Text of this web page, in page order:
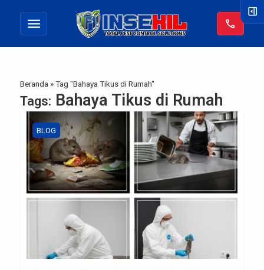
menu call
Beranda »Tag "Bahaya Tikus di Rumah"
Tags: Bahaya Tikus di Rumah
BLOG
right_panel_open